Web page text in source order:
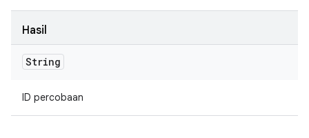
Hasil
String
ID percobaan